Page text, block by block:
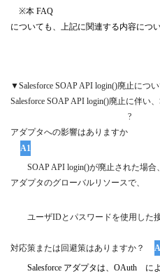
※本 FAQ
についても、上記に関連する内容につ
▼Salesforce SOAP API login()廃止につ
Salesforce SOAP API login()廃止に伴い、
アダプタへの影響はありますか
?
A1
SOAP API login()が廃止された場合、
アダプタのグローバルリソースで、
ユーザIDとパスワードを使用した
対応策または回避策はありますか？
Salesforce アダプタは、 OAuth に